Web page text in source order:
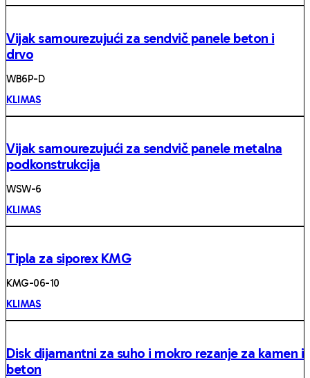
Vijak samourezujući za sendvič panele beton i
drvo
WB6P-D
KLIMAS
Vijak samourezujući za sendvič panele metalna
podkonstrukcija
WSW-6
KLIMAS
Tipla za siporex KMG
KMG-06-10
KLIMAS
Disk dijamantni za suho i mokro rezanje za kamen i
beton